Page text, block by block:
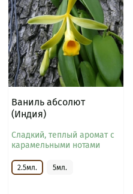
Ваниль абсолют
(Индия)
Сладкий, теплый аромат с
карамельными нотами
2.5мл. 5мл.